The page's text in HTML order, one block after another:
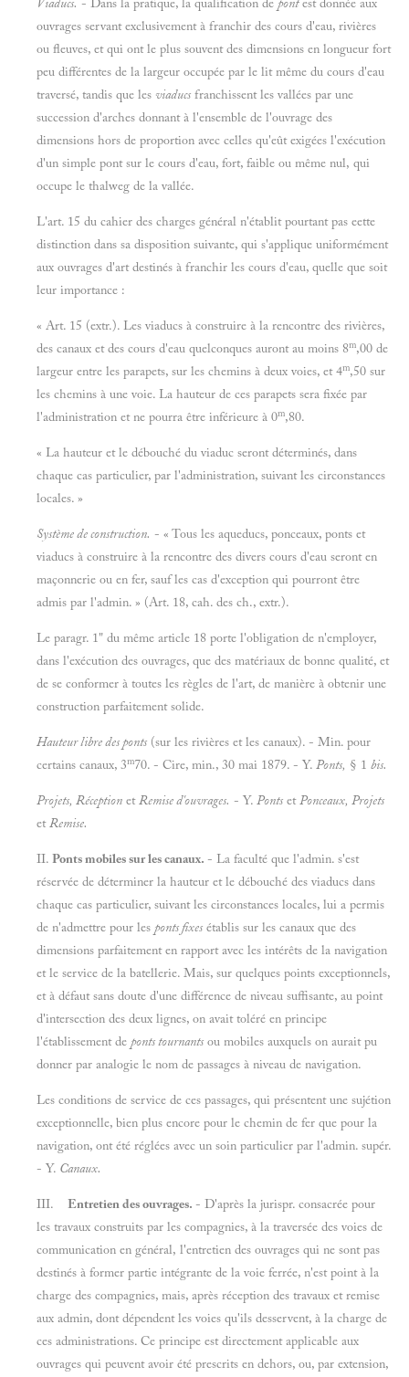
ouvrages servant exclusivement à franchir des cours d'eau, rivières
ou fleuves, et qui ont le plus souvent des dimensions en longueur fort
peu différentes de la largeur occupée par le lit même du cours d'eau
traversé, tandis que les viaducs franchissent les vallées par une
succession d'arches donnant à l'ensemble de l'ouvrage des
dimensions hors de proportion avec celles qu'eût exigées l'exécution
d'un simple pont sur le cours d'eau, fort, faible ou même nul, qui
occupe le thalweg de la vallée.
L'art. 15 du cahier des charges général n'établit pourtant pas eette
distinction dans sa disposition suivante, qui s'applique uniformément
aux ouvrages d'art destinés à franchir les cours d'eau, quelle que soit
leur importance :
« Art. 15 (extr.). Les viaducs à construire à la rencontre des rivières,
des canaux et des cours d'eau quelconques auront au moins 8m,00 de
largeur entre les parapets, sur les chemins à deux voies, et 4m,50 sur
les chemins à une voie. La hauteur de ces parapets sera fixée par
l'administration et ne pourra être inférieure à 0m,80.
« La hauteur et le débouché du viaduc seront déterminés, dans
chaque cas particulier, par l'administration, suivant les circonstances
locales. »
Système de construction. - « Tous les aqueducs, ponceaux, ponts et
viaducs à construire à la rencontre des divers cours d'eau seront en
maçonnerie ou en fer, sauf les cas d'exception qui pourront être
admis par l'admin. » (Art. 18, cah. des ch., extr.).
Le paragr. 1" du même article 18 porte l'obligation de n'employer,
dans l'exécution des ouvrages, que des matériaux de bonne qualité, et
de se conformer à toutes les règles de l'art, de manière à obtenir une
construction parfaitement solide.
Hauteur libre des ponts (sur les rivières et les canaux). - Min. pour
certains canaux, 3m70. - Cire, min., 30 mai 1879. - Y. Ponts, § 1 bis.
Projets, Réception etRemise d'ouvrages. - Y. Ponts etPonceaux, Projets
etRemise.
II. Ponts mobiles sur les canaux. - La faculté que l'admin. s'est
réservée de déterminer la hauteur et le débouché des viaducs dans
chaque cas particulier, suivant les circonstances locales, lui a permis
de n'admettre pour les ponts fixes établis sur les canaux que des
dimensions parfaitement en rapport avec les intérêts de la navigation
et le service de la batellerie. Mais, sur quelques points exceptionnels,
et à défaut sans doute d'une différence de niveau suffisante, au point
d'intersection des deux lignes, on avait toléré en principe
l'établissement de ponts tournants ou mobiles auxquels on aurait pu
donner par analogie le nom de passages à niveau de navigation.
Les conditions de service de ces passages, qui présentent une sujétion
exceptionnelle, bien plus encore pour le chemin de fer que pour la
navigation, ont été réglées avec un soin particulier par l'admin. supér.
- Y. Canaux.
III. Entretien des ouvrages. - D'après la jurispr. consacrée pour
les travaux construits par les compagnies, à la traversée des voies de
communication en général, l'entretien des ouvrages qui ne sont pas
destinés à former partie intégrante de la voie ferrée, n'est point à la
charge des compagnies, mais, après réception des travaux et remise
aux admin, dont dépendent les voies qu'ils desservent, à la charge de
ces administrations. Ce principe est directement applicable aux
ouvrages qui peuvent avoir été prescrits en dehors, ou, par extension,